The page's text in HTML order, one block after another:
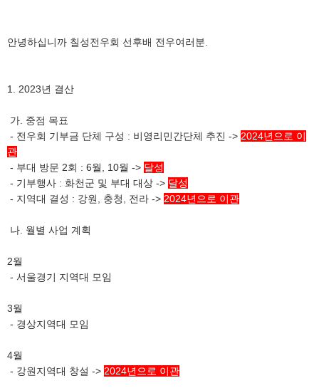
안녕하십니까 칠성전우회 선후배 전우여러분.
1. 2023년 결산
가. 중점 목표
- 전우회 기부금 단체 구성 : 비영리민간단체 추진 -> 2024년으로 이
관
- 부대 방문 2회 : 6월, 10월 -> 달성
- 기부행사 : 화천군 및 부대 대상 -> 달성
- 지역대 결성 : 강원, 충청, 전라 -> 2024년으로 이관
나. 월별 사업 계획
2월
- 서울경기 지역대 모임
3월
- 경상지역대 모임
4월
- 강원지역대 창설 -> 2024년으로 이관